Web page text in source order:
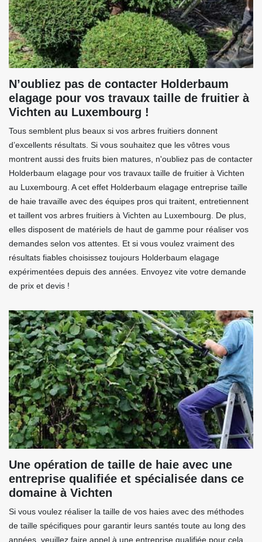
N’oubliez pas de contacter Holderbaum
elagage pour vos travaux taille de fruitier à
Vichten au Luxembourg !
Tous semblent plus beaux si vos arbres fruitiers donnent
d’excellents résultats. Si vous souhaitez que les vôtres vous
montrent aussi des fruits bien matures, n'oubliez pas de contacter
Holderbaum elagage pour vos travaux taille de fruitier à Vichten
au Luxembourg. A cet effet Holderbaum elagage entreprise taille
de haie travaille avec des équipes pros qui traitent, entretiennent
et taillent vos arbres fruitiers à Vichten au Luxembourg. De plus,
elles disposent de matériels de haut de gamme pour réaliser vos
demandes selon vos attentes. Et si vous voulez vraiment des
résultats fiables choisissez toujours Holderbaum elagage
expérimentées depuis des années. Envoyez vite votre demande
de prix et devis !
Une opération de taille de haie avec une
entreprise qualifiée et spécialisée dans ce
domaine à Vichten
Si vous voulez réaliser la taille de vos haies avec des méthodes
de taille spécifiques pour garantir leurs santés toute au long des
années, veuillez faire appel à une entreprise qualifiée pour cela.